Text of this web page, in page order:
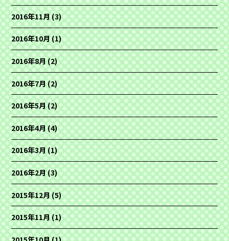
2016年11月(3)
2016年10月(1)
2016年8月(2)
2016年7月(2)
2016年5月(2)
2016年4月(4)
2016年3月(1)
2016年2月(3)
2015年12月(5)
2015年11月(1)